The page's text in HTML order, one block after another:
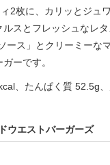
2枚に、カリッとジュ
スとフレッシュなレ
ース」とクリーミーな
ーです。
、たんぱく質 52.5g
ウエストバーガーズ